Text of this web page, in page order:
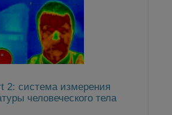
2: система измерения
человеческого тела